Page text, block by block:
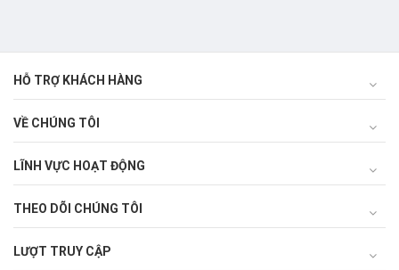
HỖ TRỢ KHÁCH HÀNG
VỀ CHÚNG TÔI
LĨNH VỰC HOẠT ĐỘNG
THEO DÕI CHÚNG TÔI
LƯỢT TRUY CẬP